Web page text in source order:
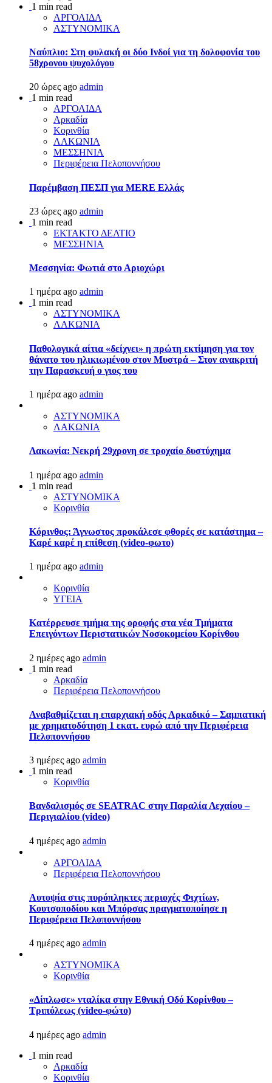
1 min read
ΑΡΓΟΛΙΔΑ
ΑΣΤΥΝΟΜΙΚΑ
Ναύπλιο: Στη φυλακή οι δύο Ινδοί για τη δολοφονία του
58χρονου ψυχολόγου
20 ώρες ago admin
1 min read
ΑΡΓΟΛΙΔΑ
Αρκαδία
Κορινθία
ΛΑΚΩΝΙΑ
ΜΕΣΣΗΝΙΑ
Περιφέρεια Πελοποννήσου
Παρέμβαση ΠΕΣΠ για MERE Ελλάς
23 ώρες ago admin
1 min read
ΕΚΤΑΚΤΟ ΔΕΛΤΙΟ
ΜΕΣΣΗΝΙΑ
Μεσσηνία: Φωτιά στο Αριοχώρι
1 ημέρα ago admin
1 min read
ΑΣΤΥΝΟΜΙΚΑ
ΛΑΚΩΝΙΑ
Παθολογικά αίτια «δείχνει» η πρώτη εκτίμηση για τον
θάνατο του ηλικιωμένου στον Μυστρά – Στον ανακριτή
την Παρασκευή ο γιος του
1 ημέρα ago admin
ΑΣΤΥΝΟΜΙΚΑ
ΛΑΚΩΝΙΑ
Λακωνία: Νεκρή 29χρονη σε τροχαίο δυστύχημα
1 ημέρα ago admin
1 min read
ΑΣΤΥΝΟΜΙΚΑ
Κορινθία
Κόρινθος: Άγνωστος προκάλεσε φθορές σε κατάστημα –
Καρέ καρέ η επίθεση (video-φωτο)
1 ημέρα ago admin
Κορινθία
ΥΓΕΙΑ
Kατέρρευσε τμήμα της οροφής στα νέα Τμήματα
Επειγόντων Περιστατικών Νοσοκομείου Κορίνθου
2 ημέρες ago admin
1 min read
Αρκαδία
Περιφέρεια Πελοποννήσου
Αναβαθμίζεται η επαρχιακή οδός Αρκαδικό – Σαμπατική
με χρηματοδότηση 1 εκατ. ευρώ από την Περιφέρεια
Πελοποννήσου
3 ημέρες ago admin
1 min read
Κορινθία
Βανδαλισμός σε SEATRAC στην Παραλία Λεχαίου –
Περιγιαλίου (video)
4 ημέρες ago admin
ΑΡΓΟΛΙΔΑ
Περιφέρεια Πελοποννήσου
Αυτοψία στις πυρόπληκτες περιοχές Φιχτίων,
Κουτσοποδίου και Μπόρσας πραγματοποίησε η
Περιφέρεια Πελοποννήσου
4 ημέρες ago admin
ΑΣΤΥΝΟΜΙΚΑ
Κορινθία
«Δίπλωσε» νταλίκα στην Εθνική Oδό Κορίνθου –
Τριπόλεως (video-φώτο)
4 ημέρες ago admin
1 min read
Αρκαδία
Κορινθία